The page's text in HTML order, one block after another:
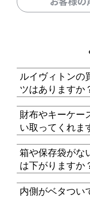
ルイヴィトンの
ツはありますか
財布やキーケー
い取ってくれま
箱や保存袋がな
は下がりますか
内側がベタつい